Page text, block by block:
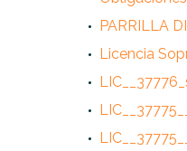
PARRILLA
Licencia